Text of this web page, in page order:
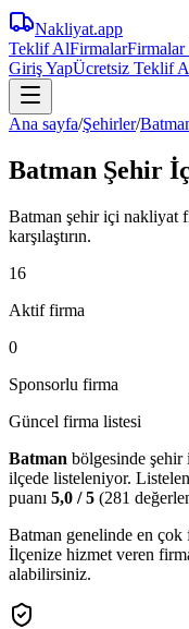
Nakliyat.app
Teklif AlFirmalarFirmalar
Giriş YapÜcretsiz Teklif
Ana sayfa/Şehirler/
Batman Şehir
Batman şehir içi nakliyat
karşılaştırın.
16
Aktif firma
0
Sponsorlu firma
Güncel firma listesi
Batman bölgesinde şehir
ilçede listeleniyor.
puanı 5,0 / 5 (281
Batman genelinde en çok
İlçenize hizmet veren
alabilirsiniz.